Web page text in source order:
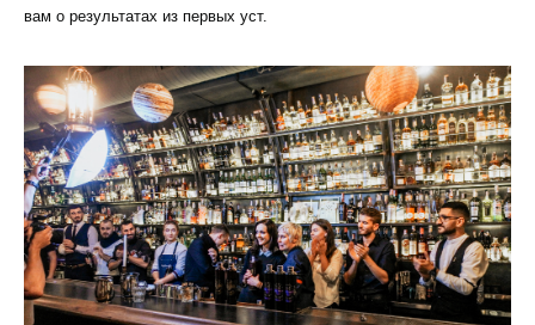
вам о результатах из первых уст.